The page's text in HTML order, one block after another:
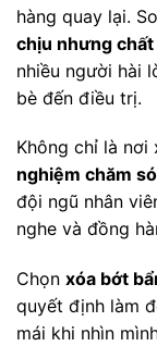
hàng quay lại.
chịu nhưng
nhiều người hài
bè đến điều trị.
Không chỉ là nơi
nghiệm chăm
đội ngũ nhân
nghe và đồng
Chọn xóa bớt
quyết định làm
mái khi nhìn